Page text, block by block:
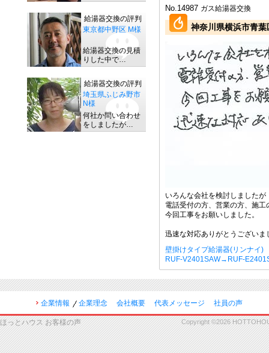
No.14987 ガス給湯器交換
神奈川県横浜市青葉
いろんな会社を検討しました
電話受付の方、営業の方、施
今回工事をお願いしました。
迅速な対応ありがとうございま
壁掛けタイプ給湯器(リンナイ)
RUF-V2401SAW→RUF-
給湯器交換の評判
東京都中野区 M様
給湯器交換の見積
りした中で…
給湯器交換の評判
埼玉県ふじみ野市
N様
何社か問い合わせ
をしましたが…
企業情報 企業理念 会社概要 代表メッセージ 社員の声
ほっとハウス お客様の声 Copyright ©2026